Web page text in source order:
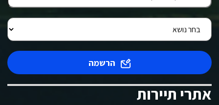
הרשמה
אתרי תיירות